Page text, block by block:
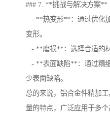
### 7. **挑战与解决方案**
- **热变形**：通过优化
变形。
- **磨损**：选择合适的
- **表面缺陷**：通过精
少表面缺陷。
总的来说，铝合金件精加
量的特点，广泛应用于多个